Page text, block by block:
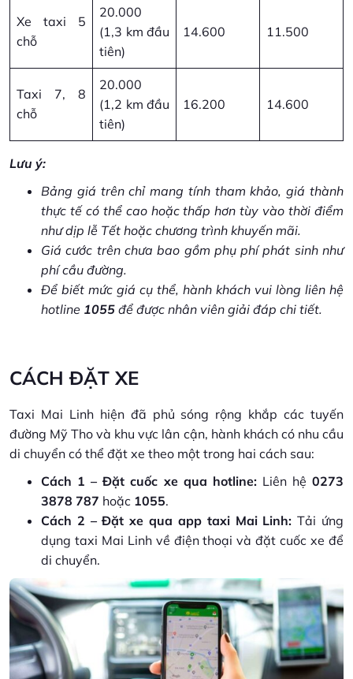
Xe taxi 5
chỗ
20.000
(1,3 km đầu
tiên)
14.600 11.500
Taxi 7, 8
chỗ
20.000
(1,2 km đầu
tiên)
16.200 14.600
Lưu ý:
Bảng giá trên chỉ mang tính tham khảo, giá thành
thực tế có thể cao hoặc thấp hơn tùy vào thời điểm
như dịp lễ Tết hoặc chương trình khuyến mãi.
Giá cước trên chưa bao gồm phụ phí phát sinh như
phí cầu đường.
Để biết mức giá cụ thể, hành khách vui lòng liên hệ
hotline 1055 để được nhân viên giải đáp chi tiết.
CÁCH ĐẶT XE
Taxi Mai Linh hiện đã phủ sóng rộng khắp các tuyến
đường Mỹ Tho và khu vực lân cận, hành khách có nhu cầu
di chuyển có thể đặt xe theo một trong hai cách sau:
Cách 1 – Đặt cuốc xe qua hotline: Liên hệ0273
3878 787 hoặc 1055.
Cách 2 – Đặt xe qua app taxi Mai Linh:Tải ứng
dụng taxi Mai Linh về điện thoại và đặt cuốc xe để
di chuyển.